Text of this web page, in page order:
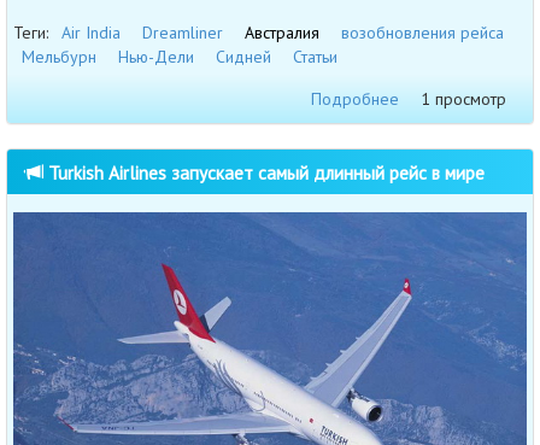
Теги: Air India Dreamliner Австралия
возобновления рейса
Мельбурн
Нью-Дели Сидней
Статьи
Подробнее
1 просмотр
Turkish Airlines запускает самый длинный рейс в мире